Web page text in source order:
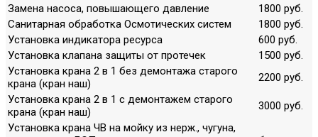
Замена насоса, повышающего давление
1800 руб.
Санитарная обработка Осмотических систем
1800 руб.
Установка индикатора ресурса
600 руб.
Установка клапана защиты от протечек
1500 руб.
Установка крана 2 в 1 без демонтажа старого
крана (кран наш)
2200 руб.
Установка крана 2 в 1 с демонтажем старого
крана (кран наш)
3000 руб.
Установка крана ЧВ на мойку из нерж., чугуна,